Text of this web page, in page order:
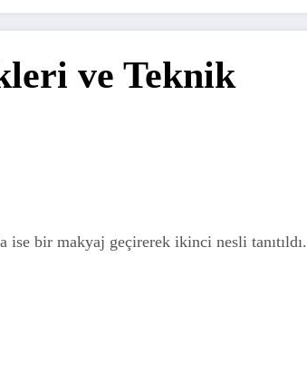
ve Teknik
ise bir makyaj geçirerek ikinci nesli tanıtıldı.